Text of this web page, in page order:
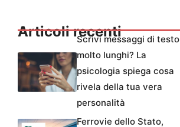
Articoli recentiScrivi messaggi di testo
molto lunghi? La
psicologia spiega cosa
rivela della tua vera
personalità
Ferrovie dello Stato,